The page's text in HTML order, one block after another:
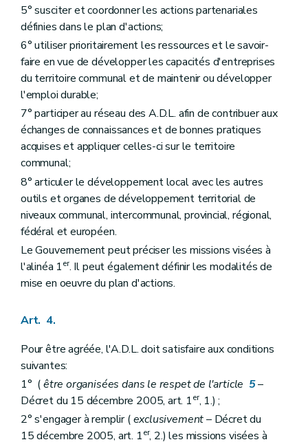
5° susciter et coordonner les actions partenariales
définies dans le plan d'actions;
6° utiliser prioritairement les ressources et le savoir-
faire en vue de développer les capacités d'entreprises
du territoire communal et de maintenir ou développer
l'emploi durable;
7° participer au réseau des A.D.L. afin de contribuer aux
échanges de connaissances et de bonnes pratiques
acquises et appliquer celles-ci sur le territoire
communal;
8° articuler le développement local avec les autres
outils et organes de développement territorial de
niveaux communal, intercommunal, provincial, régional,
fédéral et européen.
Le Gouvernement peut préciser les missions visées à
l'alinéa 1er. Il peut également définir les modalités de
mise en oeuvre du plan d'actions.
Art. 4.
Pour être agréée, l'A.D.L. doit satisfaire aux conditions
suivantes:
1° (être organisées dans le respet de l'article 5–
Décret du 15 décembre 2005, art. 1er, 1.) ;
2° s'engager à remplir (exclusivement– Décret du
15 décembre 2005, art. 1er, 2.) les missions visées à